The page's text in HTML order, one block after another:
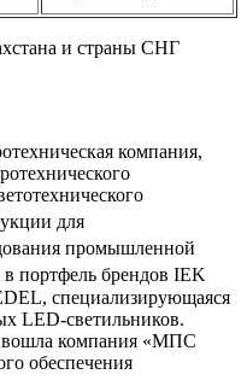
и страны СНГ
компания,
для
промышленной
в портфель брендов IEK
специализирующаяся
LED-светильников.
вошла компания «МПС
обеспечения